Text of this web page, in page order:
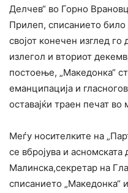
Делчев“ во Горно
Прилеп, списанието
својот конечен изглед
излегол и вториот
постоење, „Македонка“
еманципација и
оставајќи траен печат во
Меѓу носителките на
се вбројува и
Малинска,секретар на
списанието „Македонка“